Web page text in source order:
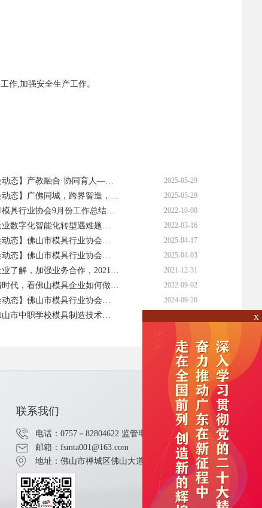
作,加强安全生产工作。
动态】产教融合·协同育人—… 2025-05-29
动态】广佛同城，跨界智造，… 2025-05-29
模具行业协会9月份工作总结… 2022-10-08
业数字化智能化转型遇难题… 2022-03-16
动态】佛山市模具行业协会… 2025-04-17
动态】佛山市模具行业协会… 2025-04-03
业了解，加强业务合作，2021… 2021-12-31
时代，看佛山模具企业如何做… 2022-09-02
动态】佛山市模具行业协会… 2024-09-20
山市中职学校模具制造技术…
联系我们
电话：0757－82804622 监管电话：12345
邮箱：fsmta001@163.com
地址：佛山市禅城区佛山大道中189号家博城C座6082－1
x